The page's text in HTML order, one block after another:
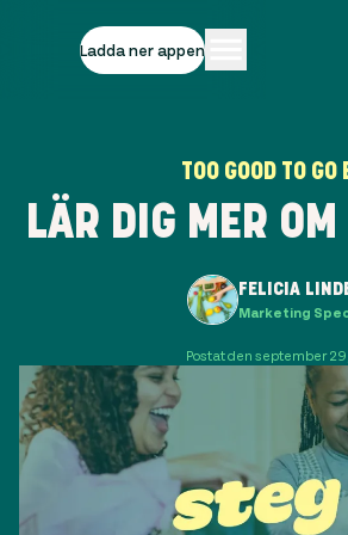
Ladda ner appen
TOO GOOD TO GO
LÄR DIG MER
FELICIA
Marketing
Postat den september